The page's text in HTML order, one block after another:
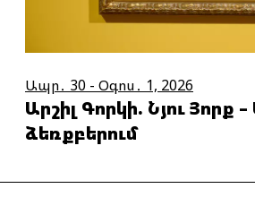
Ապր․ 30 - Օգոս․ 1, 2026
Արշիլ Գորկի. Նյու Յորք
ձեռքբերում